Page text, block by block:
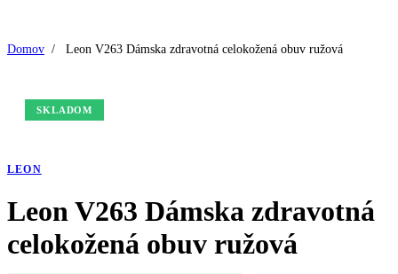
Domov / Leon V263 Dámska zdravotná celokožená obuv ružová
SKLADOM
LEON
Leon V263 Dámska zdravotná
celokožená obuv ružová